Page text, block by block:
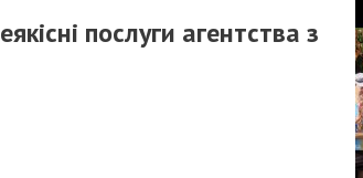
послуги агентства з